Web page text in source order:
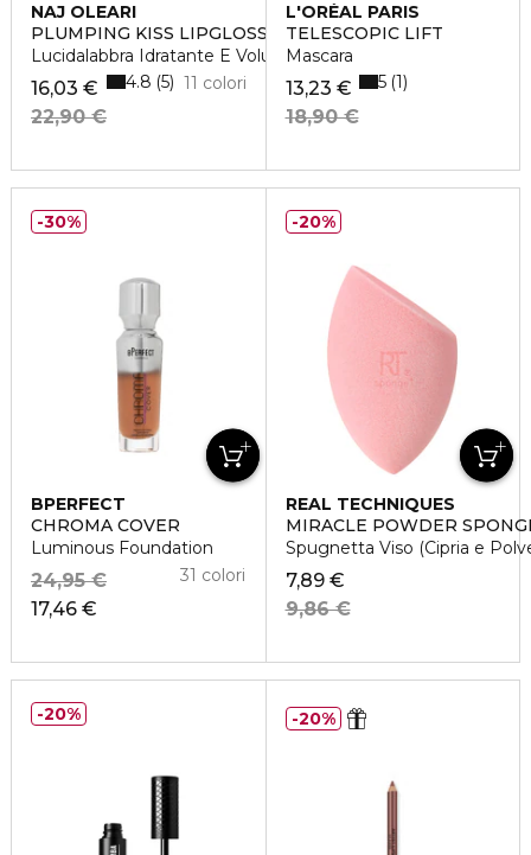
NAJ OLEARI
PLUMPING KISS LIPGLOSS
Lucidalabbra Idratante E Volumizzante
16,03 €
22,90 €
11 colori
4.8 5
L'ORÉAL PARIS
TELESCOPIC LIFT
Mascara
13,23 €
18,90 €
5 1
BPERFECT
CHROMA COVER
Luminous Foundation
17,46 €
24,95 € 31 colori
30%
REAL TECHNIQUES
MIRACLE POWDER
Spugnetta Viso (Cipria e
7,89 €
9,86 €
20%
20% 20%